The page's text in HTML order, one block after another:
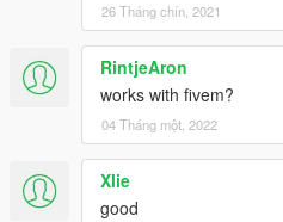
26 Tháng chín, 2021
RintjeAron
works with fivem?
04 Tháng một, 2022
Xlie
good